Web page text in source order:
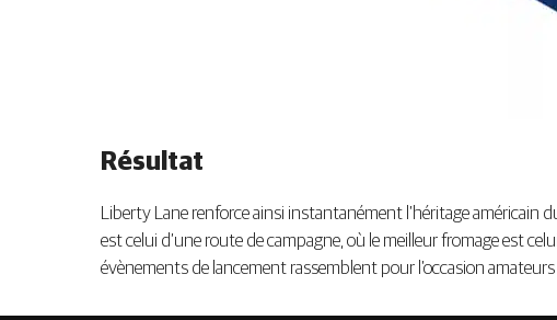
Résultat
Liberty Lane renforce ainsi instantanément l’héritage américain
est celui d’une route de campagne, où le meilleur fromage est
évènements de lancement rassemblent pour l’occasion